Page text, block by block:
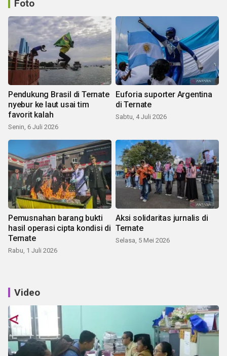
Foto
Pendukung Brasil di Ternate
nyebur ke laut usai tim
favorit kalah
Senin, 6 Juli 2026
Euforia suporter Argentina
di Ternate
Sabtu, 4 Juli 2026
Pemusnahan barang bukti
hasil operasi cipta kondisi di
Ternate
Rabu, 1 Juli 2026
Aksi solidaritas jurnalis di
Ternate
Selasa, 5 Mei 2026
Video